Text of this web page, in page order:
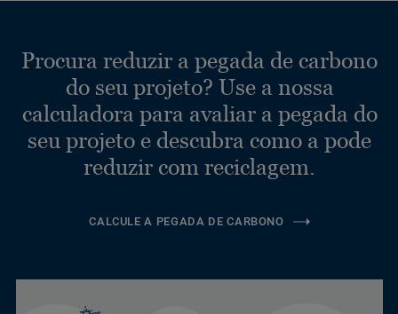
Procura reduzir a pegada de carbono
do seu projeto? Use a nossa
calculadora para avaliar a pegada do
seu projeto e descubra como a pode
reduzir com reciclagem.
CALCULE A PEGADA DE CARBONO